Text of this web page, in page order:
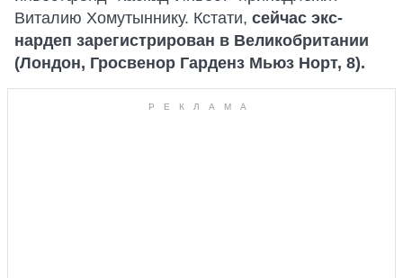
Виталию Хомутыннику. Кстати, сейчас экс-
нардеп зарегистрирован в Великобритании
(Лондон, Гросвенор Гарденз Мьюз Норт, 8).